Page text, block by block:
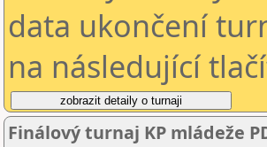
data ukončení
na následující
Finálový turnaj KP mládeže